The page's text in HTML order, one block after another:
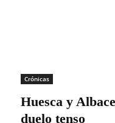
Crónicas
Huesca y
duelo tenso